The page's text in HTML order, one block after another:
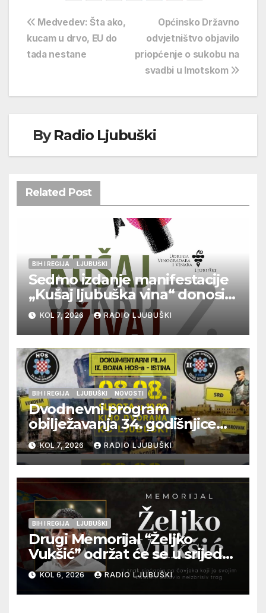
Navigacija
objava
Općinsko Državno
odvjetništvo objavilo
priopćenje o sukobu na
svadbi u Imotskom
Medvedev: Šta ako,
kucam u drvo, EU do
tada nestane
ByRadio Ljubuški
Related Post
BIH I REGIJA LJUBUŠKI
Sedmo izdanje manifestacije
„Kušaj ljubuška vina“ donosi
vrhunska vina, gastronomiju i
glazbu
KOL 7, 2026 RADIO LJUBUŠKI
BIH I REGIJA LJUBUŠKI NOVOSTI
Dvodnevni program
obilježavanja 34. godišnjice
pogibije generala Blaža
Kraljevića i osmorice
pripadnika HOS-a
KOL 7, 2026 RADIO LJUBUŠKI
BIH I REGIJA LJUBUŠKI
Drugi Memorijal “Željko
Vukšić” održat će se u srijedu
12. kolovoza u Otoku
KOL 6, 2026 RADIO LJUBUŠKI